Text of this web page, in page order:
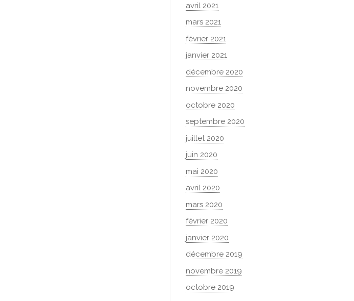
avril 2021
mars 2021
février 2021
janvier 2021
décembre 2020
novembre 2020
octobre 2020
septembre 2020
juillet 2020
juin 2020
mai 2020
avril 2020
mars 2020
février 2020
janvier 2020
décembre 2019
novembre 2019
octobre 2019